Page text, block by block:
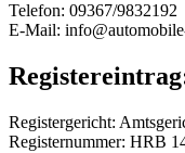
Telefon: 09367/9832192
E-Mail:
Registergericht:
Registernummer: HRB